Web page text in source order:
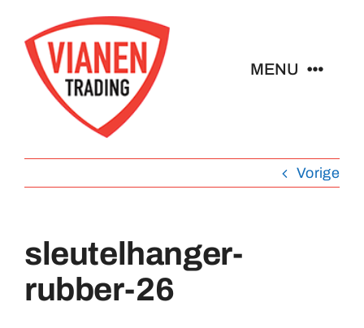
naar
inhoud
MENU
Buttons
Pins
Emblemen
Vorige
sleutelhanger-
rubber-26